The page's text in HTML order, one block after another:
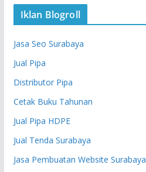
Iklan Blogroll
Jasa Seo Surabaya
Jual Pipa
Distributor Pipa
Cetak Buku Tahunan
Jual Pipa HDPE
Jual Tenda Surabaya
Jasa Pembuatan Website Surabaya